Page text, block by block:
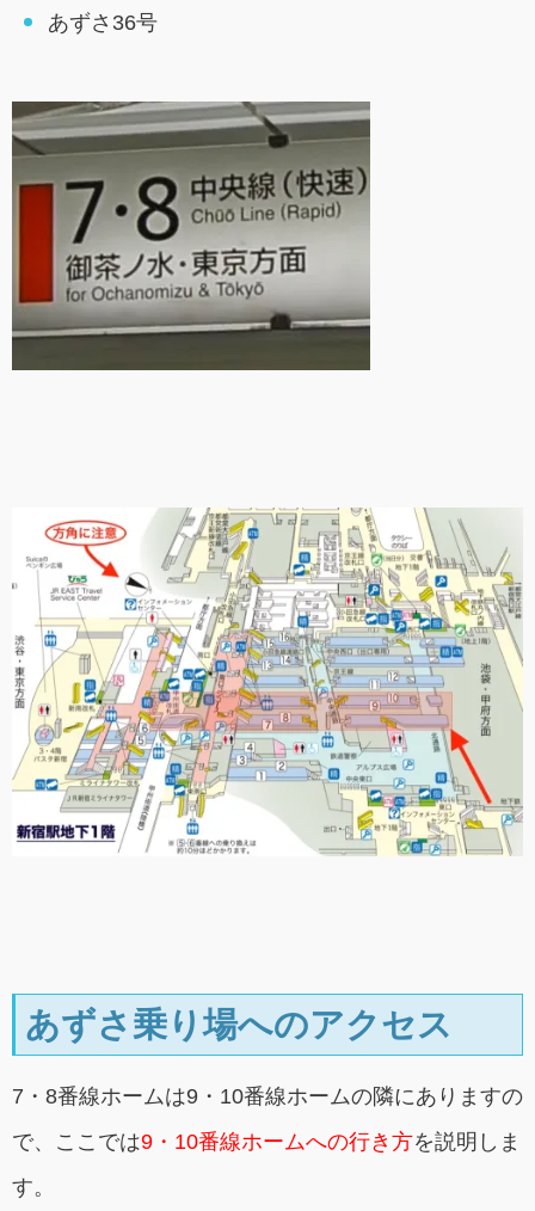
あずさ36号
あずさ乗り場へのアクセス
7・8番線ホームは9・10番線ホームの隣にありますの
で、ここでは9・10番線ホームへの行き方を説明しま
す。